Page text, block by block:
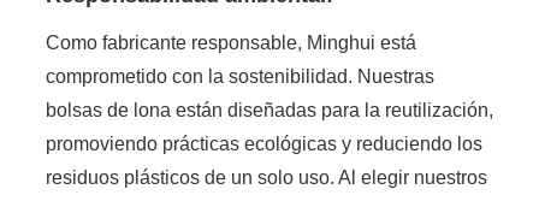
Como fabricante responsable, Minghui está
comprometido con la sostenibilidad. Nuestras
bolsas de lona están diseñadas para la reutilización,
promoviendo prácticas ecológicas y reduciendo los
residuos plásticos de un solo uso. Al elegir nuestros